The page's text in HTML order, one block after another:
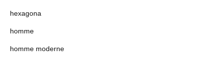
hexagona
homme
homme moderne